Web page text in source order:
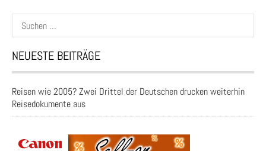
Suchen
nach:
NEUESTE BEITRÄGE
Reisen wie 2005? Zwei Drittel der Deutschen drucken weiterhin
Reisedokumente aus